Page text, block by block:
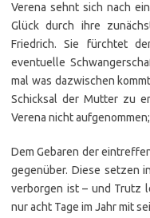
Verena sehnt sich nach
Glück durch ihre
Friedrich. Sie fürchtet
eventuelle
mal was dazwischen
Schicksal der Mutter zu
Verena nicht
Dem Gebaren der
gegenüber. Diese setzen
verborgen ist – und Trutz
nur acht Tage im Jahr mit